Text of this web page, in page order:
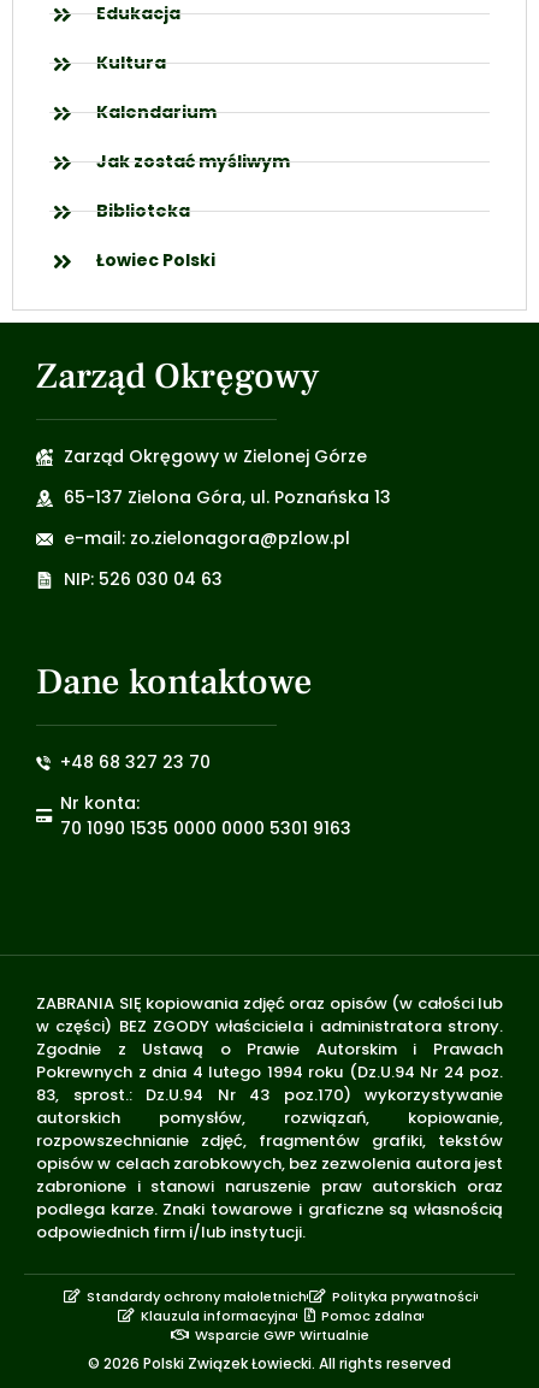
Edukacja
Kultura
Kalendarium
Jak zostać myśliwym
Biblioteka
Łowiec Polski
Zarząd Okręgowy
Zarząd Okręgowy w Zielonej Górze
65-137 Zielona Góra, ul. Poznańska 13
e-mail: zo.zielonagora@pzlow.pl
NIP: 526 030 04 63
Dane kontaktowe
+48 68 327 23 70
Nr konta:
70 1090 1535 0000 0000 5301 9163
ZABRANIA SIĘ kopiowania zdjęć oraz opisów (w całości lub
w części) BEZ ZGODY właściciela i administratora strony.
Zgodnie z Ustawą o Prawie Autorskim i Prawach
Pokrewnych z dnia 4 lutego 1994 roku (Dz.U.94 Nr 24 poz.
83, sprost.: Dz.U.94 Nr 43 poz.170) wykorzystywanie
autorskich pomysłów, rozwiązań, kopiowanie,
rozpowszechnianie zdjęć, fragmentów grafiki, tekstów
opisów w celach zarobkowych, bez zezwolenia autora jest
zabronione i stanowi naruszenie praw autorskich oraz
podlega karze. Znaki towarowe i graficzne są własnością
odpowiednich firm i/lub instytucji.
© 2026 Polski Związek Łowiecki. All rights reserved
Standardy ochrony małoletnich
Polityka prywatności
Klauzula informacyjna
Pomoc zdalna
Wsparcie GWP Wirtualnie